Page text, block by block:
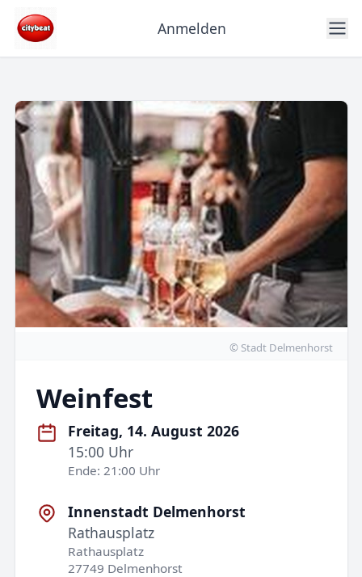
Anmelden
© Stadt Delmenhorst
Weinfest
Freitag, 14. August 2026
15:00 Uhr
Ende: 21:00 Uhr
Innenstadt Delmenhorst
Rathausplatz
Rathausplatz
27749 Delmenhorst